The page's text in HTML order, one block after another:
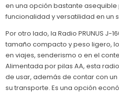
en una opción bastante
funcionalidad y versatilidad en un
Por otro lado, la Radio PRUNUS J-
tamaño compacto y peso ligero,
en viajes, senderismo o en el
Alimentada por pilas AA, esta
de usar, además de contar con
su transporte. Es una opción